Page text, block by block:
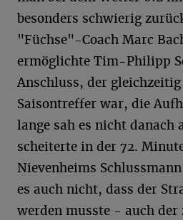
besonders schwierig
"Füchse"-Coach Marc
ermöglichte Tim-Philipp
Anschluss, der
Saisontreffer war, die
lange sah es nicht danach
scheiterte in der 72.
Nievenheims
es auch nicht, dass der
werden musste - auch der